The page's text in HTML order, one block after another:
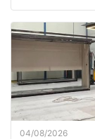
04/08/2026